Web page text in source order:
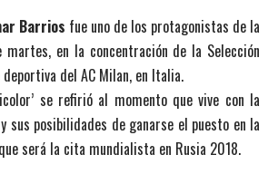
Barrios fue uno de los protagonistas de la
martes, en la concentración de la Selección
del AC Milan, en Italia.
se refirió al momento que vive con la
sus posibilidades de ganarse el puesto en la
será la cita mundialista en Rusia 2018.